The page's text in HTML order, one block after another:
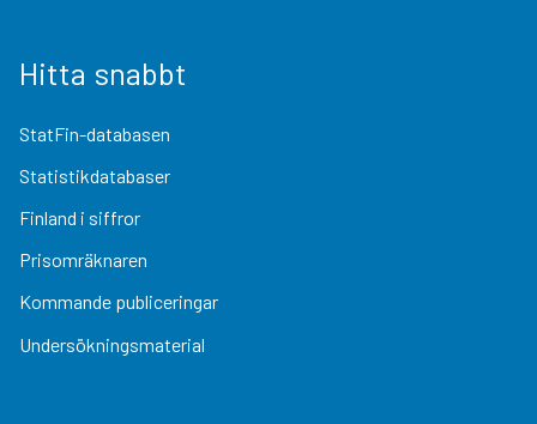
Hitta snabbt
StatFin-databasen
Statistikdatabaser
Finland i siffror
Prisomräknaren
Kommande publiceringar
Undersökningsmaterial